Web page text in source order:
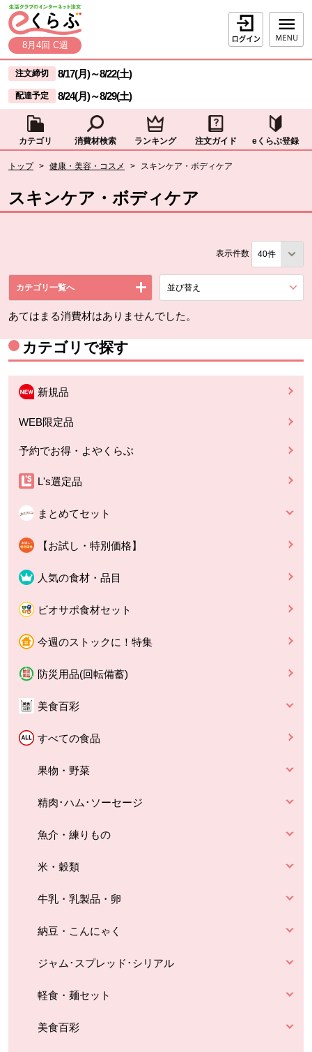
ページの先頭です。
本文へジャンプする。
8月4回 C週
ログイン
ここからサイト内共通メニューです。
サイト内共通メニューをスキップする
注文締切 8/17(月)～8/22(土)
配達予定 8/24(月)～8/29(土)
カテゴリ 消費材検索 ランキング 注文ガイド eくらぶ登録
トップ > 健康・美容・コスメ > スキンケア・ボディケア
スキンケア・ボディケア
表示件数
カテゴリ一覧へ 並び替え
あてはまる消費材はありませんでした。
カテゴリで探す
新規品
WEB限定品
予約でお得・よやくらぶ
L's選定品
まとめてセット
【お試し・特別価格】
人気の食材・品目
ビオサポ食材セット
今週のストックに！特集
防災用品(回転備蓄)
美食百彩
すべての食品
果物・野菜
精肉･ハム･ソーセージ
魚介・練りもの
米・穀類
牛乳・乳製品・卵
納豆・こんにゃく
ジャム･スプレッド･シリアル
軽食・麺セット
美食百彩